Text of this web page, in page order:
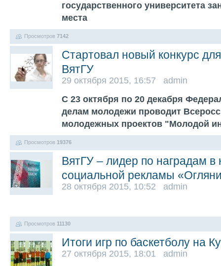
государственного университета
места
Просмотров 7142
Стартовал новый конкурс
ВятГУ
29 октября 2015, 16:57 admin
С 23 октября по 20 декабря
делам молодежи проводит
молодежных проектов "Молодой
Просмотров 19376
ВятГУ – лидер по наградам в
социальной рекламы
28 октября 2015, 10:52 admin
Просмотров 11130
Итоги игр по баскетболу на
27 октября 2015, 18:01 admin